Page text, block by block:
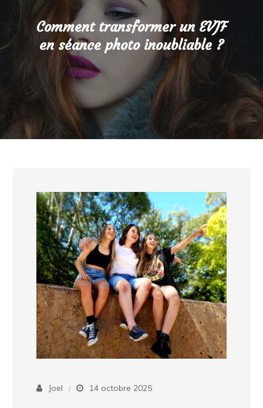
Comment transformer un EVJF
en séance photo inoubliable ?
Joel 14 octobre 2025